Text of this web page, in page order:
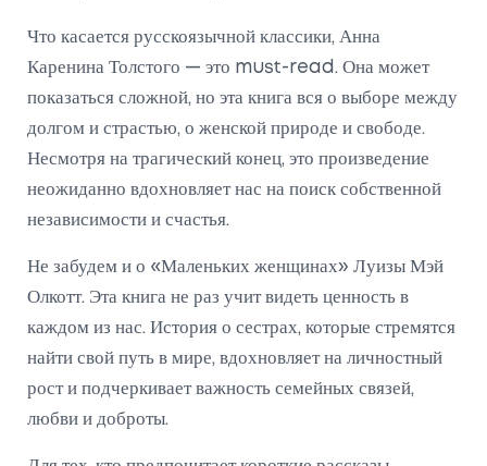
Что касается русскоязычной классики, Анна
Каренина Толстого — это must-read. Она может
показаться сложной, но эта книга вся о выборе между
долгом и страстью, о женской природе и свободе.
Несмотря на трагический конец, это произведение
неожиданно вдохновляет нас на поиск собственной
независимости и счастья.
Не забудем и о «Маленьких женщинах» Луизы Мэй
Олкотт. Эта книга не раз учит видеть ценность в
каждом из нас. История о сестрах, которые стремятся
найти свой путь в мире, вдохновляет на личностный
рост и подчеркивает важность семейных связей,
любви и доброты.